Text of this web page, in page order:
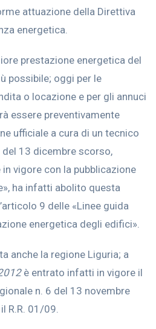
attuazione della Direttiva
energetica.
prestazione energetica del
possibile; oggi per le
o locazione e per gli annuci
essere preventivamente
ufficiale a cura di un tecnico
13 dicembre scorso,
vigore con la pubblicazione
ha infatti abolito questa
9 delle «Linee guida
energetica degli edifici».
anche la regione Liguria; a
è entrato infatti in vigore il
n. 6 del 13 novembre
R.R. 01/09.